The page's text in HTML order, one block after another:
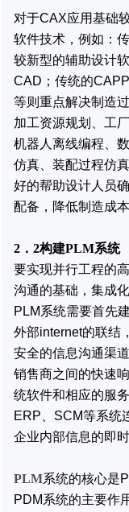
对于CAX应用基础
软件技术，例如：
较新型的辅助设计
CAD；传统的
等则重点解决制造
加工资源规划、工
机器人离线编程、
仿真、装配过程仿
好的帮助设计人员
配备，降低制造成
2．2构建PLM系统
要实现并行工程的
沟通的基础，集成
PLM系统需要首先
外部internet的联结
安全的信息沟通渠
销售商之间的快速
统软件和相应的服
ERP、SCM等系统
企业内部信息的即时
PLM系统的核心是
PDM系统的主要作